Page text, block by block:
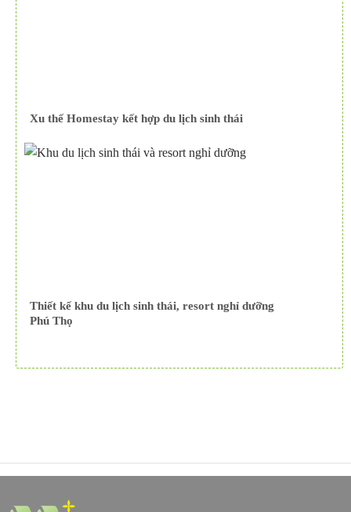
Xu thế Homestay kết hợp du lịch sinh thái
Thiết kế khu du lịch sinh thái, resort nghỉ dưỡng
Phú Thọ